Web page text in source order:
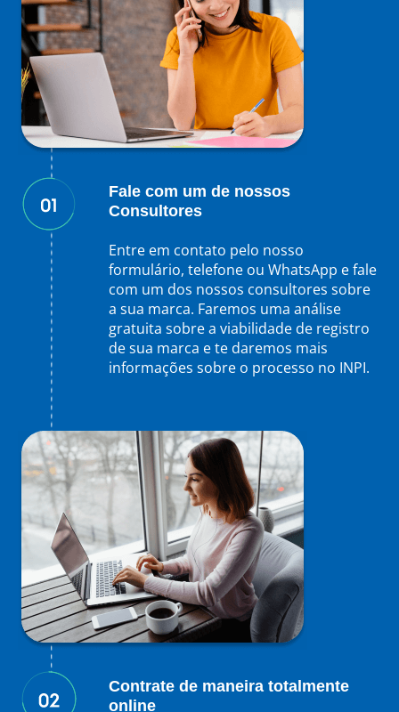
Fale com um de nossos
Consultores
Entre em contato pelo nosso
formulário, telefone ou WhatsApp e fale
com um dos nossos consultores sobre
a sua marca. Faremos uma análise
gratuita sobre a viabilidade de registro
de sua marca e te daremos mais
informações sobre o processo no INPI.
Contrate de maneira totalmente
online